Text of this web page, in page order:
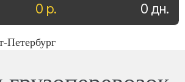
0 р. 0 дн.